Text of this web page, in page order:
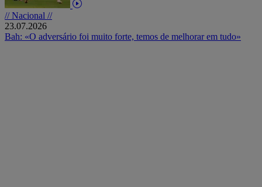
// Nacional //
23.07.2026
Bah: «O adversário foi muito forte, temos de melhorar em tudo»